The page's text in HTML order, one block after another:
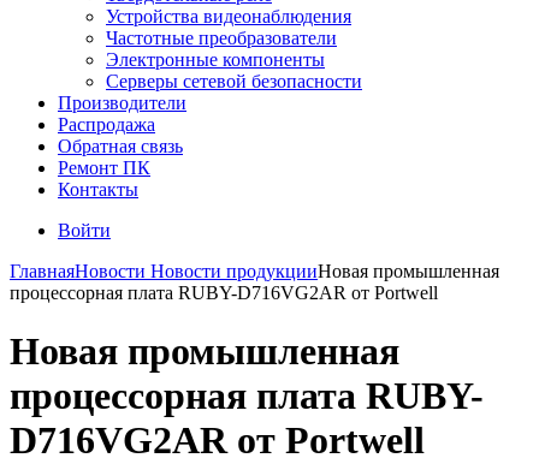
Устройства видеонаблюдения
Частотные преобразователи
Электронные компоненты
Серверы сетевой безопасности
Производители
Распродажа
Обратная связь
Ремонт ПК
Контакты
Войти
ГлавнаяНовости Новости продукцииНовая промышленная
процессорная плата RUBY-D716VG2AR от Portwell
Новая промышленная
процессорная плата RUBY-
D716VG2AR от Portwell